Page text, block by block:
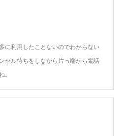
に利用したことないのでわからない
セル待ちをしながら片っ端から電話
。